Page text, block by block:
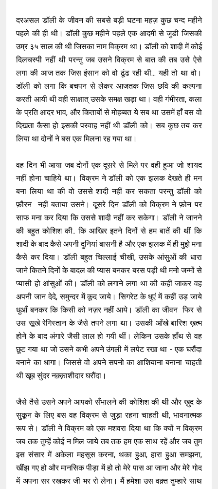
दरअसल डॉली के जीवन की सबसे बड़ी घटना महज़ कुछ चन्द महीने
पहले की ही थी। डॉली कुछ महीने पहले एक आदमी से जुडी जिसकी
उम्र ३५ साल की थी जिसका नाम विक्रम था। डॉली को शादी में कोई
दिलचस्पी नहीं थी परन्तु जब उसने विक्रम से बात की तब उसे ऐसे
लगा की आज तक जिस इंसान को वो ढूंढ रही थी... यही तो था वो।
डॉली को लगा कि बचपन से लेकर आजतक जिस छवि की कल्पना
करती आयी थी वही साक्षात् उसके समक्ष खड़ा था। वही गंभीरता, कला
के प्रति आदर भाव, और किताबों से मोहब्बत ये सब था उसमें हाँ बस वो
दिखता कैसा हो इसकी परवाह नहीं थी डॉली को। सब कुछ तय कर
लिया था दोनों ने बस एक मिलना रह गया था।
वह दिन भी आया जब दोनों एक दूसरे से मिले पर वही हुआ जो शायद
नहीं होना चाहिये था। विक्रम ने डॉली को एक झलक देखते ही मन
बना लिया था की वो उससे शादी नहीं कर सकता परन्तु डॉली को
फ़ौरन नहीं बताया उसने। दूसरे दिन डॉली को विक्रम ने फ़ोन पर
साफ मना कर दिया कि उससे शादी नहीं कर सकेगा। डॉली ने जानने
की बहुत कोशिश की.. कि आखिर इतने दिनों से हम बातें की थीं कि
शादी के बाद कैसे अपनी दुनियां बासनी है और एक झलक में ही मुझे मना
कैसे कर दिया। डॉली बहुत चिल्लाई चीखी, उसके आंसुओं की धारा
जाने कितने दिनों के बादल की प्यास बनकर बरस पड़ी थी मनो जन्मों से
प्यासी हो आंसुओं की। डॉली को लगाने लगा था की कहीं जाकर वह
अपनी जान देदे, समुन्दर में कूद जाये। सिगरेट के धुएं में कहीं उड़ जाये
धुआँ बनकर कि किसी को नज़र नहीं आये। डॉली का जीवन फिर से
उस सूखे रेगिस्तान के जैसे तपने लगा था। उसकी आँखे बारिश ख़त्म
होने के बाद अंगारे जैसी लाल हो गयी थीं। लेकिन उसके हाँथ से वह
छूट गया था जो उसने कभी अपने उंगली में लपेट रखा था - एक घरौंदा
बनाने का धागा। जिससे वो अपने सपनो का आशियाना बनाना चाहती
थी खूब सुंदर नक़्क़ाशीदार घरौंदा।
जैसे तैसे उसने अपने आपको सँभालने की कोशिश की थी और ख़ुद के
सुकून के लिए बस वह विक्रम से जुड़ा रहना चाहती थी, भावनात्मक
रूप से। डॉली ने विक्रम को एक मशवरा दिया था कि क्यों न विक्रम
जब तक तुम्हें कोई न मिल जाये तब तक हम एक साथ रहें और जब तुम
इस संसार में अकेला महसूस करना, थका हुआ, हारा हुआ समझना,
खींझ गए हो और मानसिक पीड़ा में हो तो मेरे पास आ जाना और मेरे गोद
में अपना सर रखकर जी भर रो लेना। मैं हमेशा उस वक़्त तुम्हारे साथ